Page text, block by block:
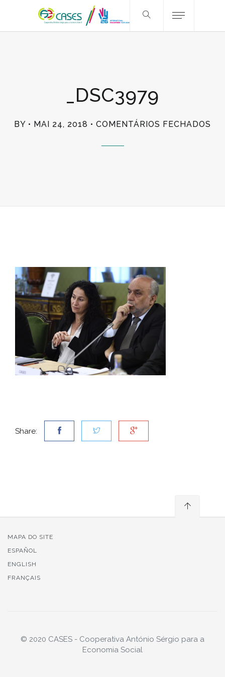
_DSC3979
BY MAI 24, 2018 COMENTÁRIOS FECHADOS
Share:
MAPA DO SITE
ESPAÑOL
ENGLISH
FRANÇAIS
© 2020 CASES - Cooperativa António Sérgio para a
Economia Social